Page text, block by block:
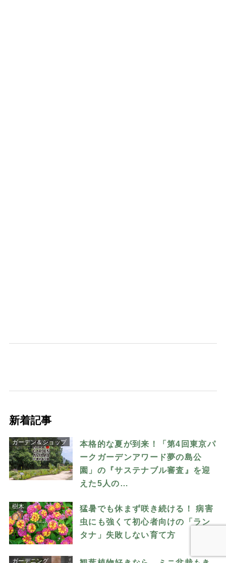
新着記事
ガーデン＆ショップ
本格的な夏が到来！「第4回東京パ
ークガーデンアワード夢の島公
園」の『サステナブル審査』を迎
えた5人の…
樹木
猛暑でも休まず咲き続ける！ 病害
虫にも強くて初心者向けの「ラン
タナ」失敗しない育て方
ガーデニング